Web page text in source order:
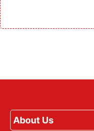
About Us